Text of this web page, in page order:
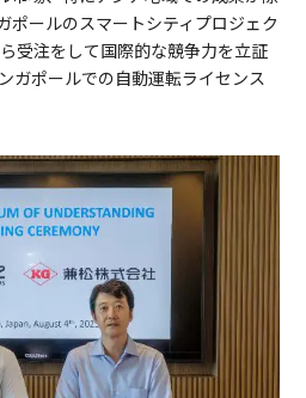
ポールのスマートシティプロジェク
受注をして国際的な競争力を立証
ガポールでの自動運転ライセンス